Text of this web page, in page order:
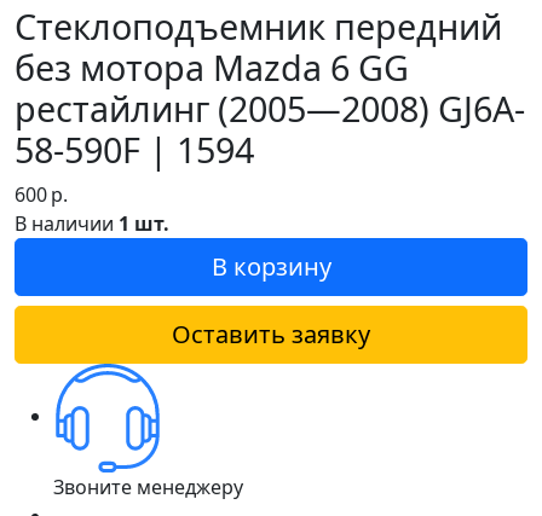
Стеклоподъемник передний
без мотора Mazda 6 GG
рестайлинг (2005—2008) GJ6A-
58-590F | 1594
600р.
В наличии 1 шт.
В корзину
Оставить заявку
Звоните менеджеру